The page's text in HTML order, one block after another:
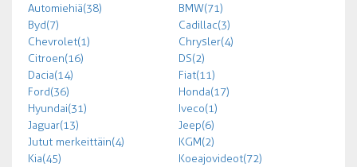
Automiehiä (38)
BMW (71)
Byd (7)
Cadillac (3)
Chevrolet (1)
Chrysler (4)
Citroen (16)
DS (2)
Dacia (14)
Fiat (11)
Ford (36)
Honda (17)
Hyundai (31)
Iveco (1)
Jaguar (13)
Jeep (6)
Jutut merkeittäin (4)
KGM (2)
Kia (45)
Koeajovideot (72)